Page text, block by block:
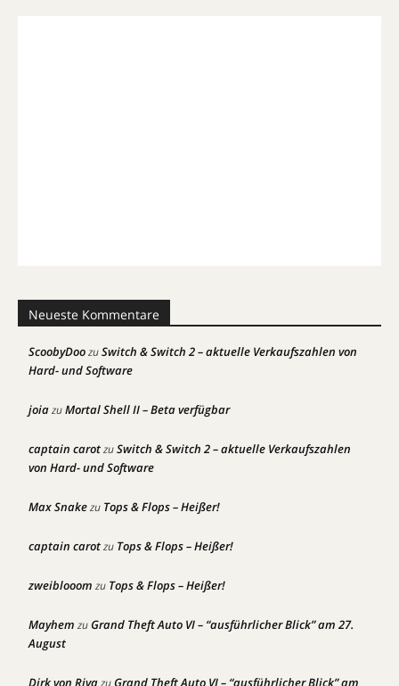
Neueste Kommentare
ScoobyDoozuSwitch & Switch 2 – aktuelle Verkaufszahlen von
Hard- und Software
joiazuMortal Shell II – Beta verfügbar
captain carotzuSwitch & Switch 2 – aktuelle Verkaufszahlen
von Hard- und Software
Max Snakezu Tops & Flops – Heißer!
captain carotzu Tops & Flops – Heißer!
zweiblooom zu Tops & Flops – Heißer!
Mayhem zuGrand Theft Auto VI – “ausführlicher Blick” am 27.
August
Dirk von RivazuGrand Theft Auto VI – “ausführlicher Blick” am